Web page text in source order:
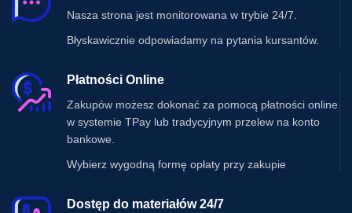
Nasza strona jest monitorowana w trybie 24/7.
Błyskawicznie odpowiadamy na pytania kursantów.
Płatności Online
Zakupów możesz dokonać za pomocą płatności online
w systemie TPay lub tradycyjnym przelew na konto
bankowe.
Wybierz wygodną formę opłaty przy zakupie
Dostęp do materiałów 24/7